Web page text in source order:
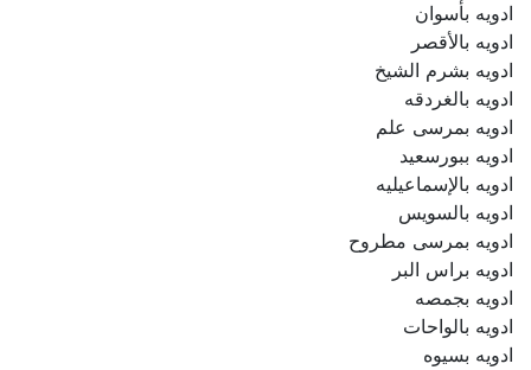
ادويه بأسوان
ادويه بالأقصر
ادويه بشرم الشيخ
ادويه بالغردقه
ادويه بمرسى علم
ادويه ببورسعيد
ادويه بالإسماعيليه
ادويه بالسويس
ادويه بمرسى مطروح
ادويه براس البر
ادويه بجمصه
ادويه بالواحات
ادويه بسيوه